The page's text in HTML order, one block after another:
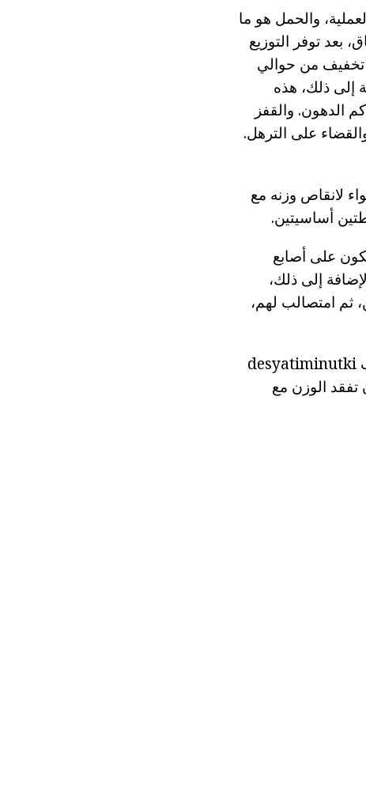
والحمل هو ما
توفر التوزيع
بأكملها. ومن المعروف أن قفز أكثر من 15 دقيقة تخفيف من حوالي
إلى ذلك، هذه
الدهون. والقفز
على الترهل.
لانقاص وزنه مع
أساسيتين.
على أصابع
إلى ذلك،
ثم امتصالب لهم،
ثانيا، تحتاج إلى القفز بانتظام وما لا يقل عن نصف ساعة في اليوم. نادر سحب desyatiminutki
تفقد الوزن مع